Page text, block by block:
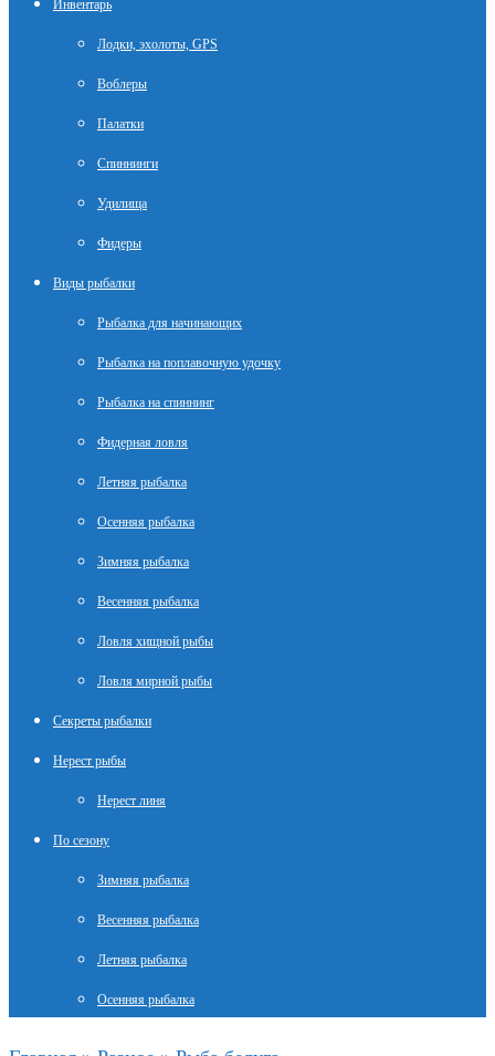
Инвентарь
Лодки, эхолоты, GPS
Воблеры
Палатки
Спиннинги
Удилища
Фидеры
Виды рыбалки
Рыбалка для начинающих
Рыбалка на поплавочную удочку
Рыбалка на спиннинг
Фидерная ловля
Летняя рыбалка
Осенняя рыбалка
Зимняя рыбалка
Весенняя рыбалка
Ловля хищной рыбы
Ловля мирной рыбы
Секреты рыбалки
Нерест рыбы
Нерест линя
По сезону
Зимняя рыбалка
Весенняя рыбалка
Летняя рыбалка
Осенняя рыбалка